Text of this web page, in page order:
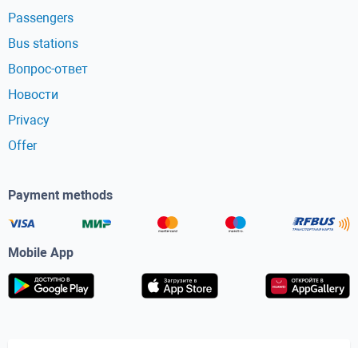
Passengers
Bus stations
Вопрос-ответ
Новости
Privacy
Offer
Payment methods
Mobile App